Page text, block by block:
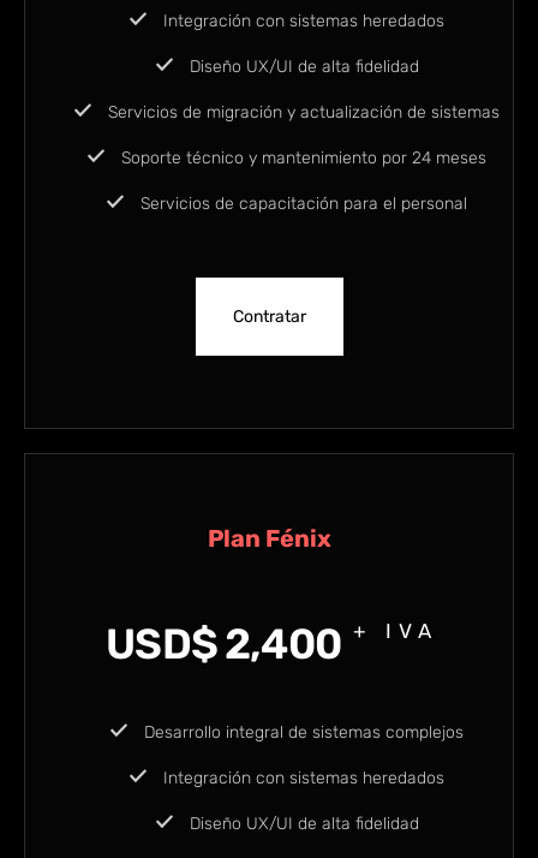
Integración con sistemas heredados
Diseño UX/UI de alta fidelidad
Servicios de migración y actualización de sistemas
Soporte técnico y mantenimiento por 24 meses
Servicios de capacitación para el personal
Contratar
Plan Fénix
USD$2,400 + IVA
Desarrollo integral de sistemas complejos
Integración con sistemas heredados
Diseño UX/UI de alta fidelidad